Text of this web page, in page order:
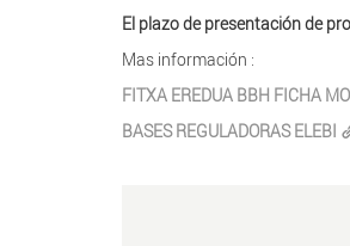
El plazo de presentación de
Mas información :
FITXA EREDUA BBH FICHA
BASES REGULADORAS ELEBI